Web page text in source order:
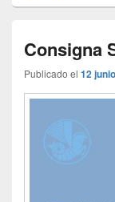
Consigna
Publicado el 12